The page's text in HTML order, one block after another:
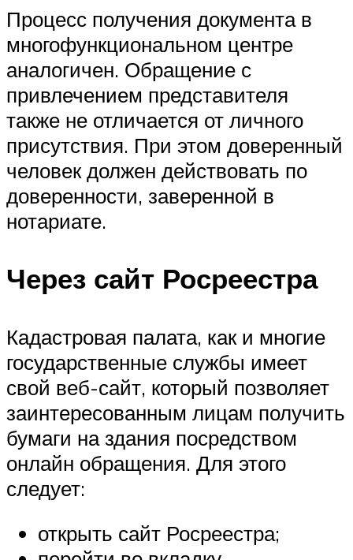
Процесс получения документа в
многофункциональном центре
аналогичен. Обращение с
привлечением представителя
также не отличается от личного
присутствия. При этом доверенный
человек должен действовать по
доверенности, заверенной в
нотариате.
Через сайт Росреестра
Кадастровая палата, как и многие
государственные службы имеет
свой веб-сайт, который позволяет
заинтересованным лицам получить
бумаги на здания посредством
онлайн обращения. Для этого
следует:
открыть сайт Росреестра;